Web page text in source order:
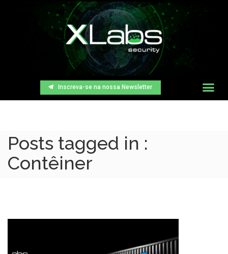
Inscreva-se na nossa Newsletter
Posts tagged in :
Contêiner